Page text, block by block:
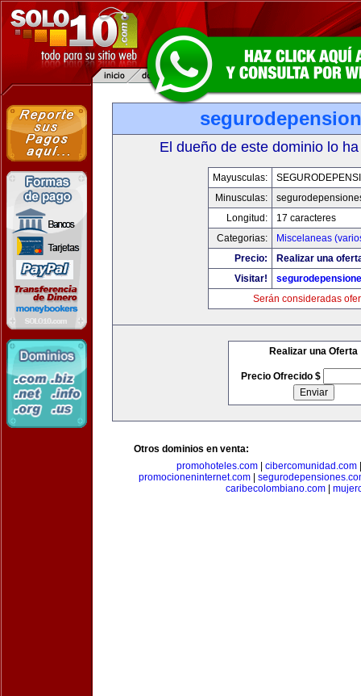
El dueño de este dominio lo
Mayusculas:
Minusculas:
Longitud:
17 caracteres
Categorias:
Miscelaneas
Precio:
Realizar una
Visitar!
Serán consideradas
Realizar una Oferta
Precio Ofrecido $
Otros dominios en venta:
promohoteles.com
cibercomunidad.com
promocioneninternet.com|
caribecolombiano.com|